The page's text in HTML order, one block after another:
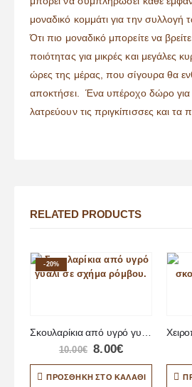
μοναδικό κομμάτι για την
Ότι πιο μοναδικό μπορείτε να
ποιότητας για μικρές και μεγάλες
ώρες της μέρας, που σίγουρα θα
αποκτήσει. Ένα υπέροχο δώρο για
λατρεύουν τις πριγκίπισσες και τα
RELATED PRODUCTS
-20%
10.00€ 8.00€
ΠΡΟΣΘΉΚΗ ΣΤΟ ΚΑΛΆΘΙ